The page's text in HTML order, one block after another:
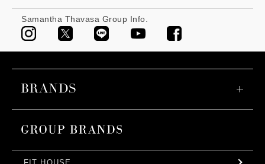
Samantha Thavasa Group Info.